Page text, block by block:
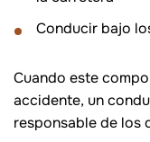
Conducir bajo
Cuando este
accidente, un
responsable de los